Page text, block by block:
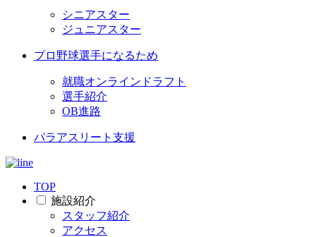
シニアスター
ジュニアスター
プロ野球選手になるため
就職オンラインドラフト
選手紹介
OB進路
パラアスリート支援
TOP
施設紹介
スタッフ紹介
アクセス